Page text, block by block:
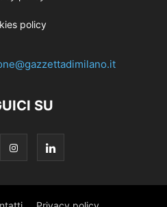
policy
SU